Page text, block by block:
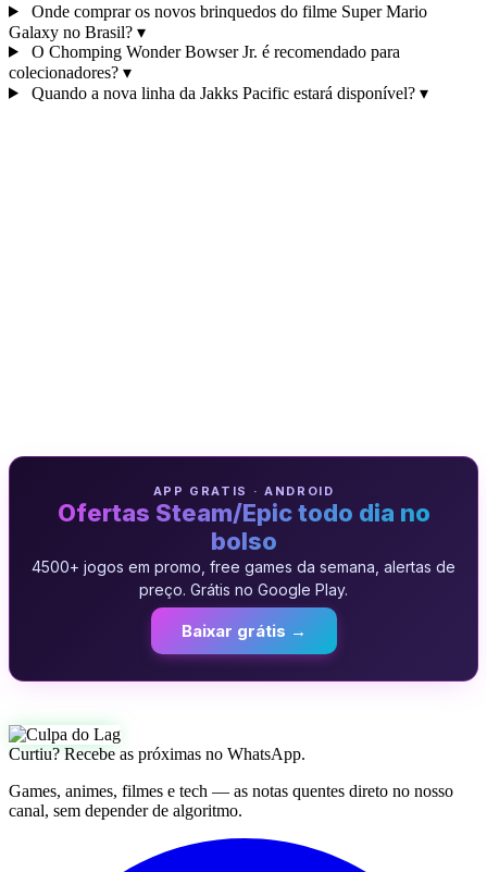
Onde comprar os novos brinquedos do filme Super Mario
Galaxy no Brasil? ▾
O Chomping Wonder Bowser Jr. é recomendado para
colecionadores? ▾
Quando a nova linha da Jakks Pacific estará disponível? ▾
APP GRATIS · ANDROID
Ofertas Steam/Epic todo dia no
bolso
4500+ jogos em promo, free games da semana, alertas de
preço. Grátis no Google Play.
Baixar grátis →
Curtiu? Recebe as próximas no WhatsApp.
Games, animes, filmes e tech — as notas quentes direto no nosso
canal, sem depender de algoritmo.